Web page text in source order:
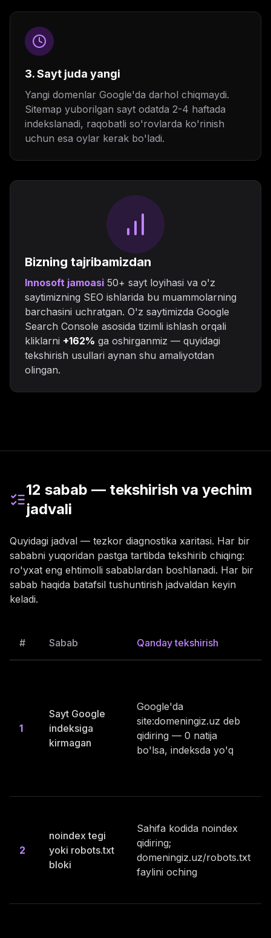
3. Sayt juda yangi
Yangi domenlar Google'da darhol chiqmaydi.
Sitemap yuborilgan sayt odatda 2-4 haftada
indekslanadi, raqobatli so'rovlarda ko'rinish
uchun esa oylar kerak bo'ladi.
Bizning tajribamizdan
Innosoft jamoasi 50+ sayt loyihasi va o'z
saytimizning SEO ishlarida bu muammolarning
barchasini uchratgan. O'z saytimizda Google
Search Console asosida tizimli ishlash orqali
kliklarni +162% ga oshirganmiz — quyidagi
tekshirish usullari aynan shu amaliyotdan
olingan.
12 sabab — tekshirish va yechim
jadvali
Quyidagi jadval — tezkor diagnostika xaritasi. Har bir
sababni yuqoridan pastga tartibda tekshirib chiqing:
ro'yxat eng ehtimolli sabablardan boshlanadi. Har bir
sabab haqida batafsil tushuntirish jadvaldan keyin
keladi.
# Sabab Qanday tekshirish
1
Sayt Google
indeksiga
kirmagan
Google'da
site:domeningiz.uz deb
qidiring — 0 natija
bo'lsa, indeksda yo'q
2
noindex tegi
yoki robots.txt
bloki
Sahifa kodida noindex
qidiring;
domeningiz.uz/robots.txt
faylini oching